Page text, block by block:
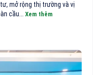
mở rộng thị trường và vị
cầu... Xem thêm